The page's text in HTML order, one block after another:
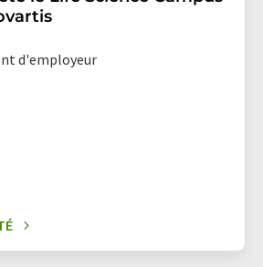
d'employeur